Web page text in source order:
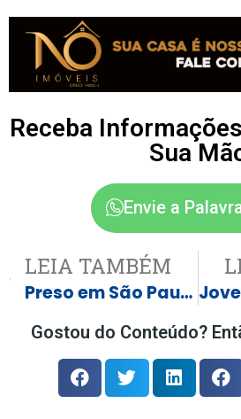
Receba
Sua
Envie a
LEIA TAMBÉM
Preso em São Paulo ativista de esquerda condenado por difamar Zambelli
Gostou do Conteúdo?